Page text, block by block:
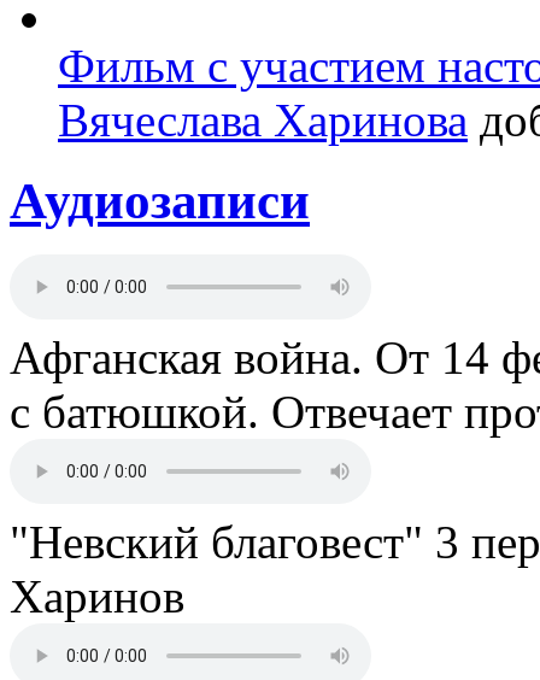
Фильм с участием
Вячеслава Харинова
Аудиозаписи
Афганская война. От 14
с батюшкой. Отвечает
"Невский благовест" 3
Харинов